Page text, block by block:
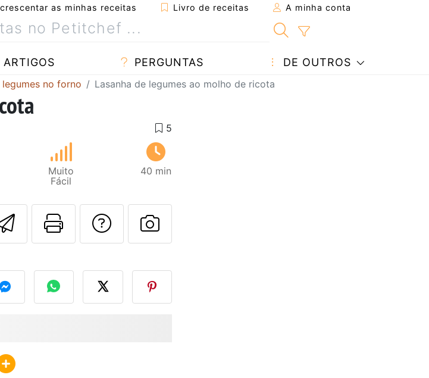
as minhas receitas Livro de receitas A minha conta
ARTIGOS PERGUNTAS DE OUTROS
legumes no forno Lasanha de legumes ao molho de ricota
Muito
Fácil
40 min
Enviar esta receita a um amigo
Imprima esta página
Falar com o autor da receita
Fez esta receita? Compartilhe